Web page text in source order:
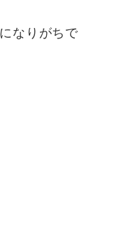
なりがちで